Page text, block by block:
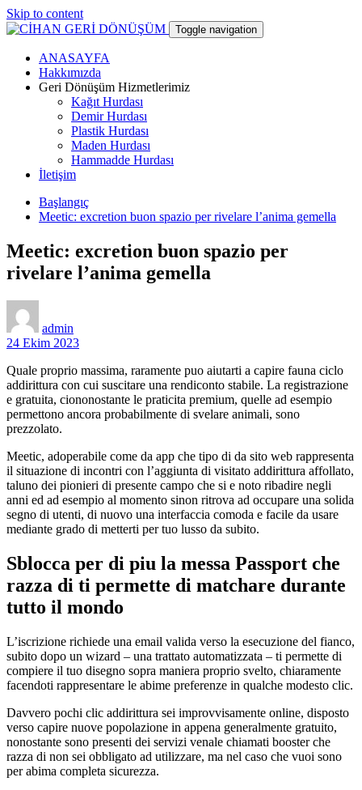
Skip to content
CİHAN GERİ DÖNÜŞÜM
Toggle navigation
ANASAYFA
Hakkımızda
Geri Dönüşüm Hizmetlerimiz
Kağıt Hurdası
Demir Hurdası
Plastik Hurdası
Maden Hurdası
Hammadde Hurdası
İletişim
Başlangıç
Meetic: excretion buon spazio per rivelare l’anima gemella
Meetic: excretion buon spazio per
rivelare l’anima gemella
admin
24 Ekim 2023
Quale proprio massima, raramente puo aiutarti a capire fauna ciclo
addirittura con cui suscitare una rendiconto stabile. La registrazione
e gratuita, ciononostante le praticita premium, quelle ad esempio
permettono ancora probabilmente di svelare animali, sono
prezzolato.
Meetic, adoperabile come da app che tipo di da sito web rappresenta
il situazione di incontri con l’aggiunta di visitato addirittura affollato,
taluno dei pionieri di presente campo che si e noto ribadire negli
anni ed ad esempio al momento sinon ritrova ad occupare una solida
segno di utenti, di nuovo una interfaccia comoda e facile da usare
mediante grado di metterti per tuo lusso da subito.
Sblocca per di piu la messa Passport che
razza di ti permette di matchare durante
tutto il mondo
L’iscrizione richiede una email valida verso la esecuzione del fianco,
subito dopo un wizard – una trattato automatizzata – ti permette di
compiere il tuo disegno sopra maniera proprio svelto, chiaramente
facendoti rappresentare le abime preferenze in qualche modesto clic.
Davvero pochi clic addirittura sei improvvisamente online, disposto
verso capire nuove popolazione in appena generalmente gratuito,
nonostante sono presenti dei servizi venale chiamati booster che
razza di non sei obbligato ad utilizzare, ma nel caso che vuoi sono
per abima completa sicurezza.